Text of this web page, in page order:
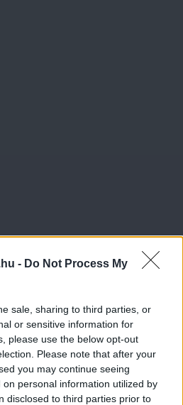
- Do Not Process My
sale, sharing to third parties, or
or sensitive information for
please use the below opt-out
Please note that after your
you may continue seeing
personal information utilized by
disclosed to third parties prior to